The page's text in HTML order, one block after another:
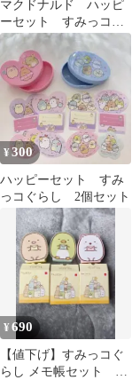
マクドナルド ハッピ
ーセット すみっコぐ
らし
¥300
ハッピーセット すみ
っコぐらし 2個セット
¥690
【値下げ】すみっコぐ
らし メモ帳セット ハ